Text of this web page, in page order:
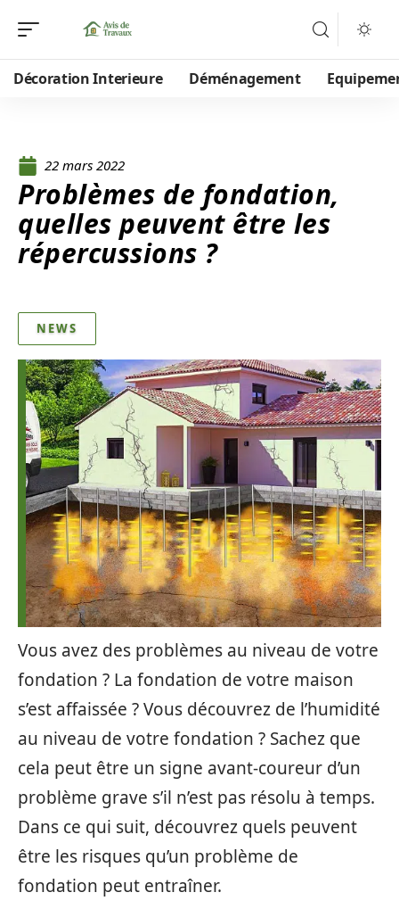
Décoration Interieure Déménagement
22 mars 2022
Problèmes de fondation,
quelles peuvent être les
répercussions ?
NEWS
Vous avez des problèmes au niveau de votre
fondation ? La fondation de votre maison
s’est affaissée ? Vous découvrez de l’humidité
au niveau de votre fondation ? Sachez que
cela peut être un signe avant-coureur d’un
problème grave s’il n’est pas résolu à temps.
Dans ce qui suit, découvrez quels peuvent
être les risques qu’un problème de
fondation peut entraîner.